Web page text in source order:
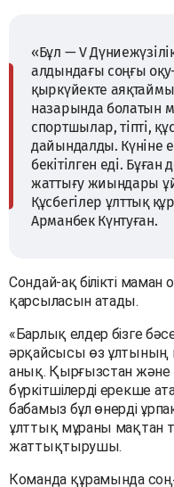
«Бұл — V
алдындағы соңғы
қыркүйекте
назарында болатын
спортшылар, тіпті,
дайындалды. Күніне
бекітілген еді.
жаттығу жиындары
Құсбегілер ұлттық
Арманбек Күнтуған.
Сондай-ақ білікті
қарсыласын атады.
«Барлық елдер бізге
әрқайсысы өз ұлтының
анық. Қырғызстан және
бүркітшілерді ерекше
бабамыз бұл өнерді
ұлттық мұраны мақтан
жаттықтырушы.
Команда құрамында